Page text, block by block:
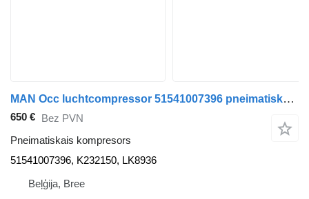
MAN Occ luchtcompressor 51541007396 pneimatiskais kompresors paredzēts kravas automašīnas
650 € Bez PVN
Pneimatiskais kompresors
51541007396, K232150, LK8936
Beļģija, Bree